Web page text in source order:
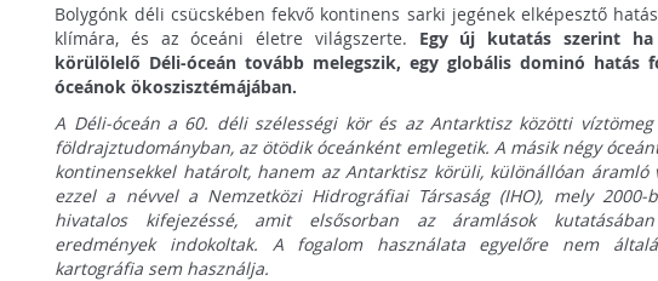
Bolygónk déli csücskében fekvő kontinens sarki jegének elképesztő
klímára, és az óceáni életre világszerte. Egy új kutatás szerint
körülölelő Déli-óceán tovább melegszik, egy globális dominó hatás
óceánok ökoszisztémájában.
A Déli-óceán a 60. déli szélességi kör és az Antarktisz közötti
földrajztudományban, az ötödik óceánként emlegetik. A másik négy
kontinensekkel határolt, hanem az Antarktisz körüli, különállóan áramló
ezzel a névvel a Nemzetközi Hidrográfiai Társaság (IHO), mely 2000-
hivatalos kifejezéssé, amit elsősorban az áramlások
eredmények indokoltak. A fogalom használata egyelőre nem
kartográfia sem használja.